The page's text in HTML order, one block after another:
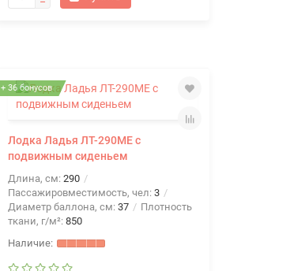
+ 36 бонусов
Лодка Ладья ЛТ-290МЕ с
подвижным сиденьем
Длина, см: 290
Пассажировместимость, чел: 3
Диаметр баллона, см: 37
Плотность
ткани, г/м²: 850